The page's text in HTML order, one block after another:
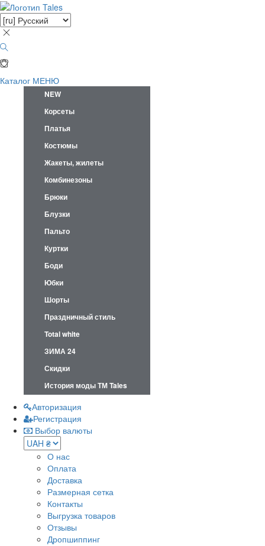
Каталог МЕНЮ
NEW
Корсеты
Платья
Костюмы
Жакеты, жилеты
Комбинезоны
Брюки
Блузки
Пальто
Куртки
Боди
Юбки
Шорты
Праздничный стиль
Total white
ЗИМА 24
Скидки
История моды ТМ Tales
Авторизация
Регистрация
Выбор валюты
О нас
Оплата
Доставка
Размерная сетка
Контакты
Выгрузка товаров
Отзывы
Дропшиппинг